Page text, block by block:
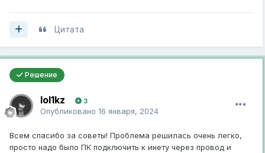
Цитата
Решение
lol1kz 3
Опубликовано 16 января, 2024
Всем спасибо за советы! Проблема решилась очень легко,
просто надо было ПК подключить к инету через провод и